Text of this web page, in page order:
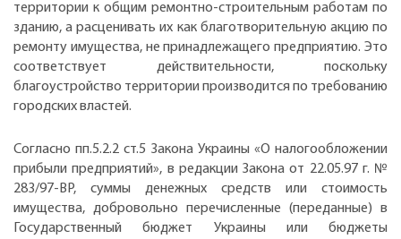
территории к общим ремонтно-строительным работам по
зданию, а расценивать их как благотворительную акцию по
ремонту имущества, не принадлежащего предприятию. Это
соответствует действительности, поскольку
благоустройство территории производится по требованию
городских властей.
Согласно пп.5.2.2 ст.5 Закона Украины «О налогообложении
прибыли предприятий», в редакции Закона от 22.05.97 г. №
283/97-ВР, суммы денежных средств или стоимость
имущества, добровольно перечисленные (переданные) в
Государственный бюджет Украины или бюджеты